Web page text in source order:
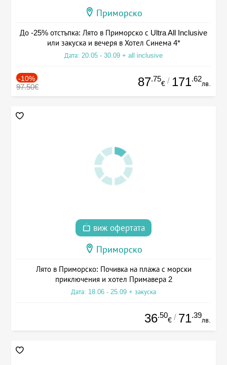
Приморско
До -25% отстъпка: Лято в Приморско с Ultra All Inclusive
или закуска и вечеря в Хотел Синема 4*
Дата: 20.05 - 30.09 + all inclusive
-10%
97.50€ 87.75
€ / 171.62
лв.
виж офертата
Приморско
Лято в Приморско: Почивка на плажа с морски
приключения и хотел Примавера 2
Дата: 18.06 - 25.09 + закуска
36.50
€ / 71.39
лв.